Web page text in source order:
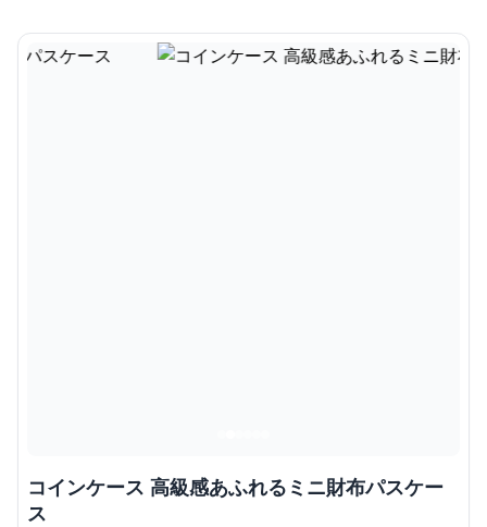
コインケース 高級感あふれるミニ財布パスケー
ス